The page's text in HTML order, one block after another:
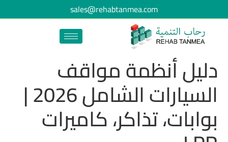
sales@rehabtanmea.com
دليل أنظمة مواقف
السيارات الشامل 2026 |
بوابات، تذاكر، كاميرات